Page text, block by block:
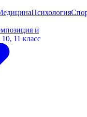
Психология
и
11 класс